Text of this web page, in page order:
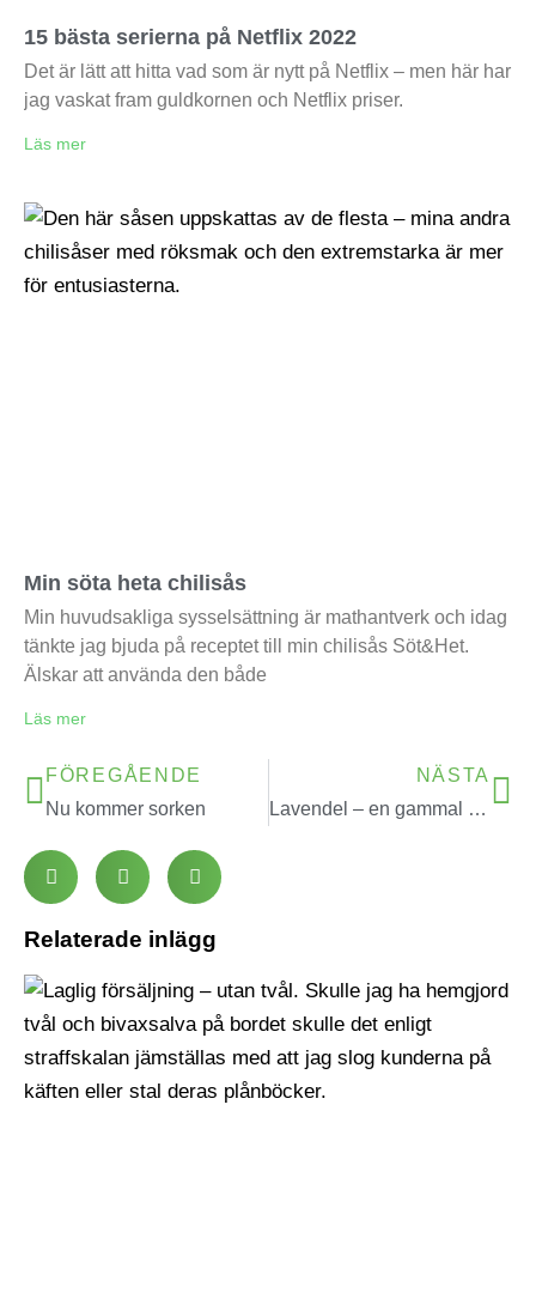
15 bästa serierna på Netflix 2022
Det är lätt att hitta vad som är nytt på Netflix – men här har
jag vaskat fram guldkornen och Netflix priser.
Läs mer
Min söta heta chilisås
Min huvudsakliga sysselsättning är mathantverk och idag
tänkte jag bjuda på receptet till min chilisås Söt&Het.
Älskar att använda den både
Läs mer
FÖREGÅENDE
Nu kommer sorken
NÄSTA
Lavendel – en gammal surdeg
Relaterade inlägg